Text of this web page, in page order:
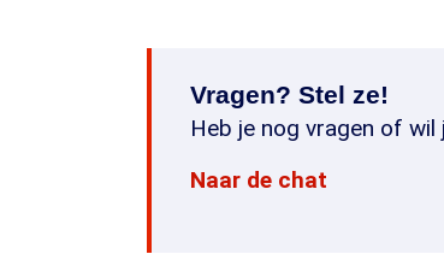
Vragen? Stel ze!
Heb je nog vragen of wil
Naar de chat